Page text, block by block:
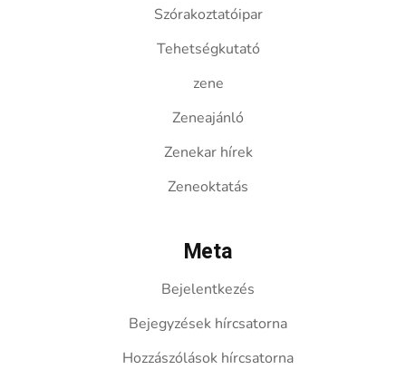
Szórakoztatóipar
Tehetségkutató
zene
Zeneajánló
Zenekar hírek
Zeneoktatás
Meta
Bejelentkezés
Bejegyzések hírcsatorna
Hozzászólások hírcsatorna